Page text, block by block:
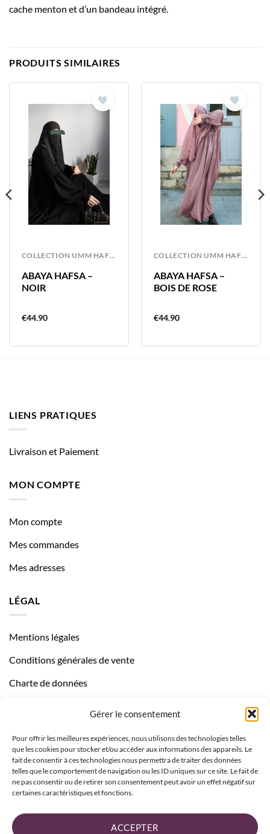
Gérer le consentement
Pour offrir les meilleures expériences, nous utilisons des technologies telles
que les cookies pour stocker et/ou accéder aux informations des appareils. Le
fait de consentir à ces technologies nous permettra de traiter des données
telles que le comportement de navigation ou les ID uniques sur ce site. Le fait de
ne pas consentir ou de retirer son consentement peut avoir un effet négatif sur
certaines caractéristiques et fonctions.
ACCEPTER
cache menton et d’un bandeau intégré.
PRODUITS SIMILAIRES
COLLECTION UMM HAFSA
ABAYA HAFSA –
NOIR
€44.90
COLLECTION UMM HAFSA
ABAYA HAFSA –
BOIS DE ROSE
€44.90
LIENS PRATIQUES
Livraison et Paiement
MON COMPTE
Mon compte
Mes commandes
Mes adresses
LÉGAL
Mentions légales
Conditions générales de vente
Charte de données